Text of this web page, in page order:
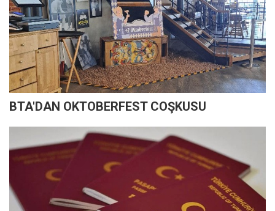
BTA'DAN OKTOBERFEST COŞKUSU